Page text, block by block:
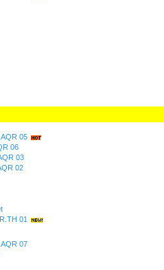
05
06
03
02
01
07